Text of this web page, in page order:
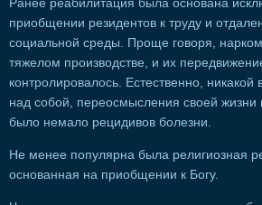
Ранее реабилитация была основана
приобщении резидентов к труду и
социальной среды. Проще говоря,
тяжелом производстве, и их
контролировалось. Естественно, никакой
над собой, переосмысления своей жизни
было немало рецидивов болезни.
Не менее популярна была религиозная
основанная на приобщении к Богу.